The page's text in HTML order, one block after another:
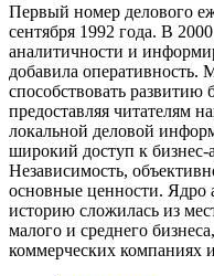
Первый номер делового
сентября 1992 года. В
аналитичности и
добавила оперативность.
способствовать развитию
предоставляя читателям
локальной деловой
широкий доступ к бизнес-
Независимость,
основные ценности. Ядро
историю сложилась из
малого и среднего
коммерческих компаниях